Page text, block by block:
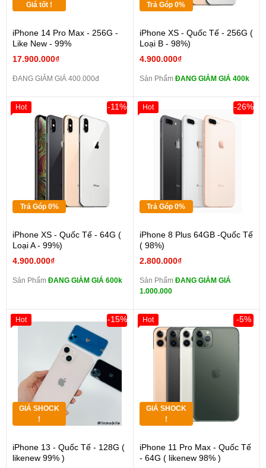
Giá tốt !
iPhone 14 Pro Max - 256G -
Like New - 99%
17.900.000₫
ĐANG GIẢM GIÁ 400.000đ
Trả Góp 0%
iPhone XS - Quốc Tế - 256G (
Loại B - 98%)
4.900.000₫
Sản Phẩm ĐANG GIẢM GIÁ 400k
Trả Góp 0%
iPhone XS - Quốc Tế - 64G (
Loại A - 99%)
4.900.000₫
-11%
Sản Phẩm ĐANG GIẢM GIÁ 600k
Hot
Trả Góp 0%
iPhone 8 Plus 64GB -Quốc Tế
( 98%)
2.800.000₫
-26%
Sản Phẩm ĐANG GIẢM GIÁ
1.000.000
Hot
GIÁ SHOCK
!
iPhone 13 - Quốc Tế - 128G (
likenew 99% )
-15%
Hot
GIÁ SHOCK
!
iPhone 11 Pro Max - Quốc Tế
- 64G ( likenew 98% )
-5%
Hot